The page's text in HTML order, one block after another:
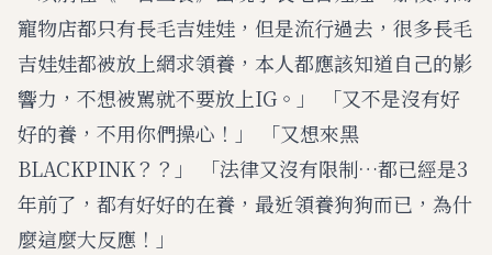
寵物店都只有長毛吉娃娃，但是流行過去，很多長毛
吉娃娃都被放上網求領養，本人都應該知道自己的影
響力，不想被駡就不要放上IG。」 「又不是沒有好
好的養，不用你們操心！」 「又想來黑
BLACKPINK？？」 「法律又沒有限制…都已經是3
年前了，都有好好的在養，最近領養狗狗而已，為什
麼這麼大反應！」